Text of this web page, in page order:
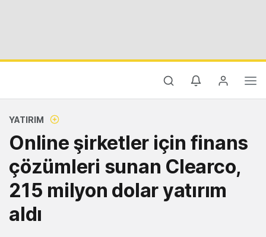
YATIRIM
Online şirketler için finans
çözümleri sunan Clearco,
215 milyon dolar yatırım
aldı